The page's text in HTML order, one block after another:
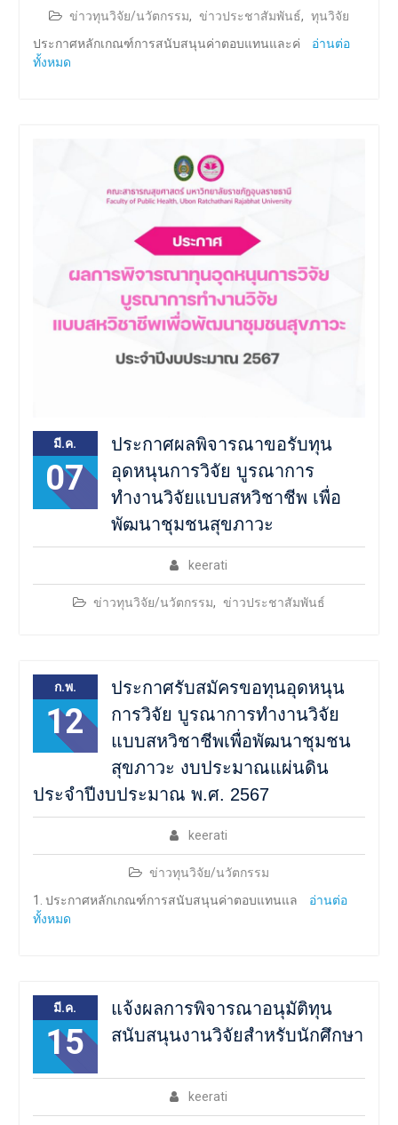
ข่าวทุนวิจัย/นวัตกรรม, ข่าวประชาสัมพันธ์, ทุนวิจัย
ประกาศหลักเกณฑ์การสนับสนุนค่าตอบแทนและค่
อ่านต่อ
ทั้งหมด
มี.ค.
07
ประกาศผลพิจารณาขอรับทุน
อุดหนุนการวิจัย บูรณาการ
ทำงานวิจัยแบบสหวิชาชีพ เพื่อ
พัฒนาชุมชนสุขภาวะ
keerati
ข่าวทุนวิจัย/นวัตกรรม, ข่าวประชาสัมพันธ์
ก.พ.
12
ประกาศรับสมัครขอทุนอุดหนุน
การวิจัย บูรณาการทำงานวิจัย
แบบสหวิชาชีพเพื่อพัฒนาชุมชน
สุขภาวะ งบประมาณแผ่นดิน
ประจำปีงบประมาณ พ.ศ. 2567
keerati
ข่าวทุนวิจัย/นวัตกรรม
1. ประกาศหลักเกณฑ์การสนับสนุนค่าตอบแทนแล
อ่านต่อ
ทั้งหมด
มี.ค.
15
แจ้งผลการพิจารณาอนุมัติทุน
สนับสนุนงานวิจัยสำหรับนักศึกษา
keerati